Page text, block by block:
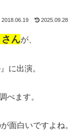
2018.06.19 2025.09.28
んが、
に出演。
べます。
面白いですよね。